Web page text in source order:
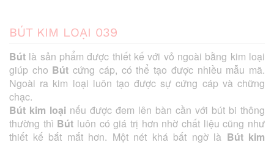
BÚT KIM LOẠI 039
Bút là sản phẩm được thiết kế với vỏ ngoài bằng kim loại
giúp cho Bút cứng cáp, có thể tạo được nhiều mẫu mã.
Ngoài ra kim loại luôn tạo được sự cứng cáp và chững
chạc.
Bút kim loại nếu được đem lên bàn cần với bút bi thông
thường thì Bút luôn có giá trị hơn nhờ chất liệu cũng như
thiết kế bắt mắt hơn. Một nét khá bất ngờ là Bút kim